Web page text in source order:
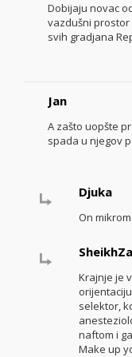
Dobijaju novac
vazdušni prostor
svih gradjana
Jan
A zašto uopšte
spada u njegov
Djuka
On
Krajnje je
selektor,
naftom i
Make up